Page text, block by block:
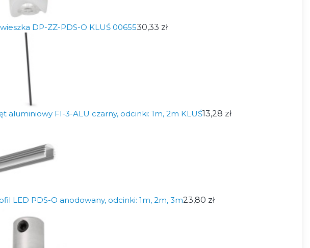
DP-ZZ-PDS-O KLUŚ 0065530,33 zł
aluminiowy FI-3-ALU czarny, odcinki: 1m, 2m KLUŚ13,28 zł
LED PDS-O anodowany, odcinki: 1m, 2m, 3m23,80 zł